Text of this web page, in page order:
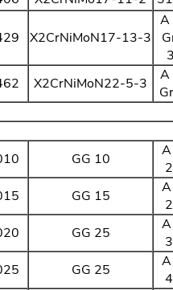
X2CrNiMoN17-13-3
A
X2CrNiMoN22-5-3
A
GG 10
GG 15
GG 25
GG 25
кабинет